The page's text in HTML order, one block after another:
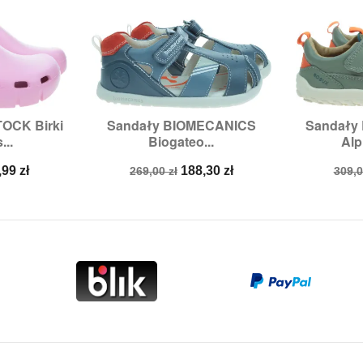
Birki
zł
27
Sandały BIOMECANICS
Biogateo...
Cena
269,00 zł Cena
188,30 zł
Szybki podgląd
Rozmiary:21,
